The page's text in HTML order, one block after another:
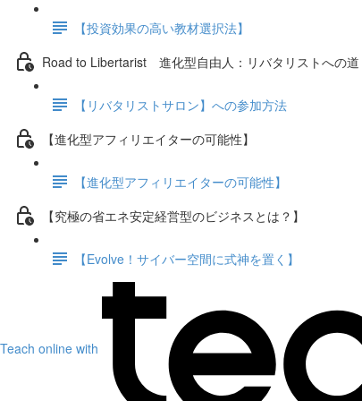
【投資効果の高い教材選択法】
Road to Libertarist 進化型自由人：リバタリストへの道
【リバタリストサロン】への参加方法
【進化型アフィリエイターの可能性】
【進化型アフィリエイターの可能性】
【究極の省エネ安定経営型のビジネスとは？】
【Evolve！サイバー空間に式神を置く】
Teach online with